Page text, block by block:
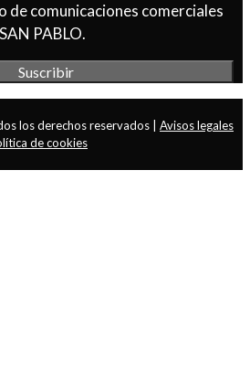
de comunicaciones comerciales
PABLO.
los derechos reservados | Avisos legales
de cookies